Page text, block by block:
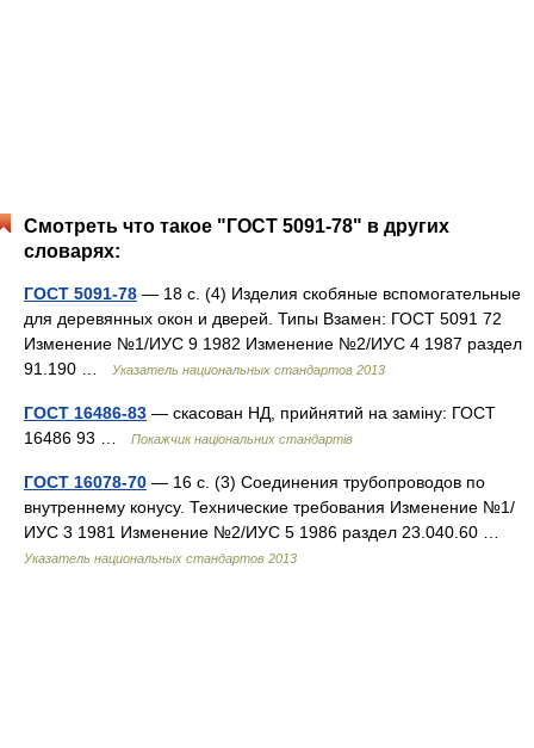
Смотреть что такое "ГОСТ 5091-78" в других
словарях:
ГОСТ 5091-78 — 18 с. (4) Изделия скобяные вспомогательные
для деревянных окон и дверей. Типы Взамен: ГОСТ 5091 72
Изменение №1/ИУС 9 1982 Изменение №2/ИУС 4 1987 раздел
91.190 …
Указатель национальных стандартов 2013
ГОСТ 16486-83 — скасован НД, прийнятий на заміну: ГОСТ
16486 93 …
Покажчик національних стандартів
ГОСТ 16078-70 — 16 с. (3) Соединения трубопроводов по
внутреннему конусу. Технические требования Изменение №1/
ИУС 3 1981 Изменение №2/ИУС 5 1986 раздел 23.040.60 …
Указатель национальных стандартов 2013